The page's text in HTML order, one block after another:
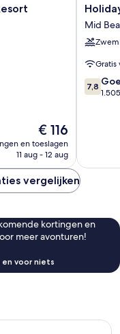
De
prijs
is
€ 116
en toeslagen
11 aug - 12 aug
Holiday
Inn
Miami
Beach
by
IHG
Mid
Gratis
7.8
van
7,8
vergelijken
kortingen en
meer avonturen!
voor niets